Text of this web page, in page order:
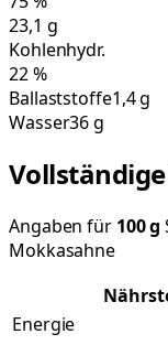
23,1 g
Kohlenhydr.
22%
Ballaststoffe1,4 g
Wasser36 g
Angaben für 100g
Mokkasahne
Energie